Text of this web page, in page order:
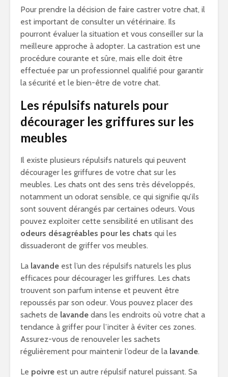
Pour prendre la décision de faire castrer votre chat, il
est important de consulter un vétérinaire. Ils
pourront évaluer la situation et vous conseiller sur la
meilleure approche à adopter. La castration est une
procédure courante et sûre, mais elle doit être
effectuée par un professionnel qualifié pour garantir
la sécurité et le bien-être de votre chat.
Les répulsifs naturels pour
décourager les griffures sur les
meubles
Il existe plusieurs répulsifs naturels qui peuvent
décourager les griffures de votre chat sur les
meubles. Les chats ont des sens très développés,
notamment un odorat sensible, ce qui signifie qu’ils
sont souvent dérangés par certaines odeurs. Vous
pouvez exploiter cette sensibilité en utilisant des
odeurs désagréables pour les chats qui les
dissuaderont de griffer vos meubles.
La lavande est l’un des répulsifs naturels les plus
efficaces pour décourager les griffures. Les chats
trouvent son parfum intense et peuvent être
repoussés par son odeur. Vous pouvez placer des
sachets de lavande dans les endroits où votre chat a
tendance à griffer pour l’inciter à éviter ces zones.
Assurez-vous de renouveler les sachets
régulièrement pour maintenir l’odeur de la lavande.
Le poivre est un autre répulsif naturel puissant. Sa